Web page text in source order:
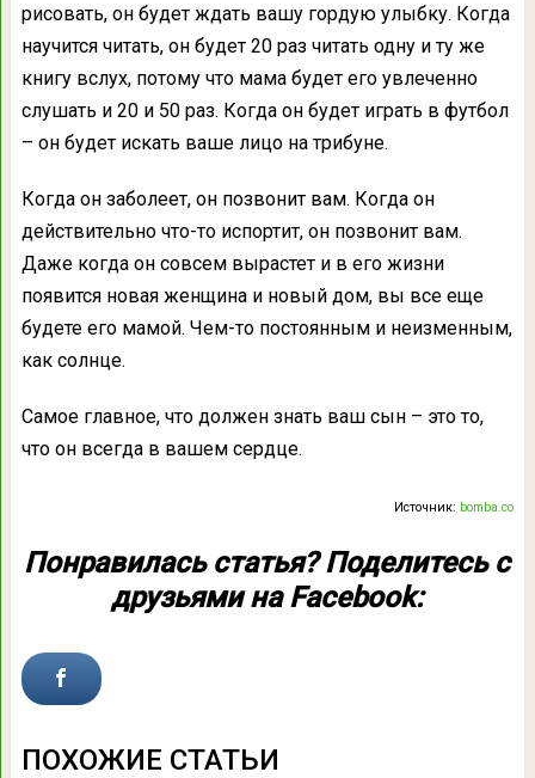
рисовать, он будет ждать вашу гордую улыбку. Когда
научится читать, он будет 20 раз читать одну и ту же
книгу вслух, потому что мама будет его увлеченно
слушать и 20 и 50 раз. Когда он будет играть в футбол
– он будет искать ваше лицо на трибуне.
Когда он заболеет, он позвонит вам. Когда он
действительно что-то испортит, он позвонит вам.
Даже когда он совсем вырастет и в его жизни
появится новая женщина и новый дом, вы все еще
будете его мамой. Чем-то постоянным и неизменным,
как солнце.
Самое главное, что должен знать ваш сын – это то,
что он всегда в вашем сердце.
Источник: bomba.co
Понравилась статья? Поделитесь с
друзьями на Facebook:
ПОХОЖИЕ СТАТЬИ